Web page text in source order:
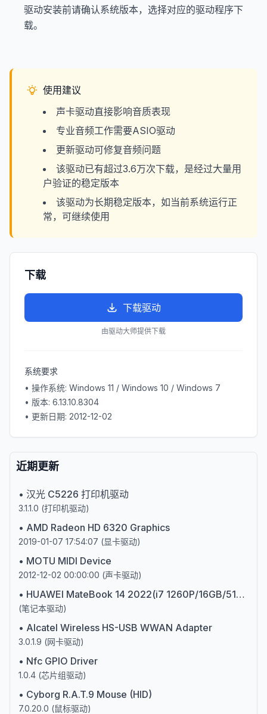
驱动安装前请确认系统版本，选择对应的驱动程序下
载。
使用建议
声卡驱动直接影响音质表现
专业音频工作需要ASIO驱动
更新驱动可修复音频问题
该驱动已有超过3.6万次下载，是经过大量用
户验证的稳定版本
该驱动为长期稳定版本，如当前系统运行正
常，可继续使用
下载
下载驱动
由驱动大师提供下载
系统要求
• 操作系统: Windows 11 / Windows 10 / Windows 7
• 版本: 6.13.10.8304
• 更新日期: 2012-12-02
近期更新
• 汉光 C5226 打印机驱动
3.1.1.0 (打印机驱动)
• AMD Radeon HD 6320 Graphics
2019-01-07 17:54:07 (显卡驱动)
• MOTU MIDI Device
2012-12-02 00:00:00 (声卡驱动)
• HUAWEI MateBook 14 2022(i7 1260P/16GB/512GB/集显)第12代英特尔酷睿i7
(笔记本驱动)
• Alcatel Wireless HS-USB WWAN Adapter
3.0.1.9 (网卡驱动)
• Nfc GPIO Driver
1.0.4 (芯片组驱动)
• Cyborg R.A.T.9 Mouse (HID)
7.0.20.0 (鼠标驱动)